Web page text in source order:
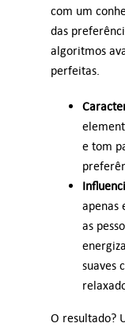
com um
das
algoritmos
perfeitas.
e tom
apenas
as
suaves
O resultado?